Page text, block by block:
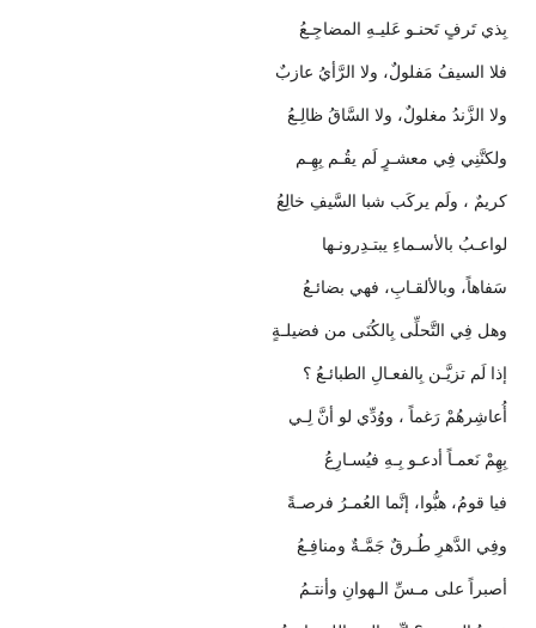
بِذي تَرفٍ تَحنـو عَليـهِ المضاجِـعُ
فلا السيفُ مَفلولٌ، ولا الرَّأيُ عازبٌ
ولا الزَّندُ مغلولٌ، ولا السَّاقُ ظالِـعُ
ولكنَّنِي فِي معشـرٍ لَم يقُـم بِهِـم
كريمٌ ، ولَم يركَب شبا السَّيفِ خالِعُ
لواعـبُ بالأسـماءِ يبتـدِرونـها
سَفاهاً، وبالألقـابِ، فهي بضائـعُ
وهل فِي التَّحلِّى بِالكُنَى من فضيلـةٍ
إذا لَم تزيَّـن بِالفعـالِ الطبائـعُ ؟
أُعاشِرهُمْ رَغماً ، ووُدِّي لو أنَّ لِـي
بِهِمْ نَعمـاً أدعـو بِـهِ فيُسـارِعُ
فيا قومُ، هبُّوا، إنَّما العُمـرُ فرصـةً
وفِي الدَّهرِ طُـرقٌ جَمَّـةٌ ومنافِـعُ
أصبراً على مـسِّ الـهوانِ وأنتـمُ